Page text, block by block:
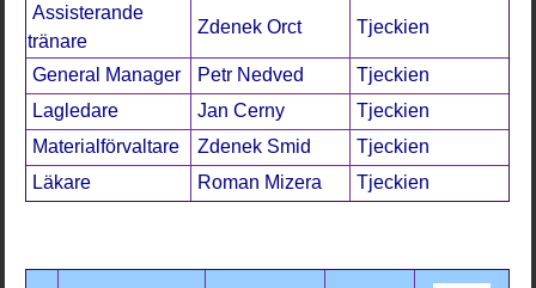
Assisterande
tränare
Zdenek Orct Tjeckien
General Manager Petr Nedved
Tjeckien
Lagledare
Jan Cerny
Tjeckien
Materialförvaltare
Zdenek Smid
Tjeckien
Läkare
Roman Mizera Tjeckien